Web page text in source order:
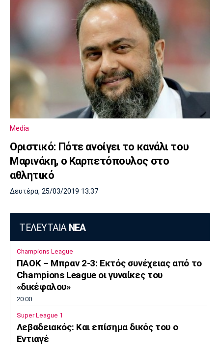
Media
Οριστικό: Πότε ανοίγει το κανάλι του
Μαρινάκη, ο Καρπετόπουλος στο
αθλητικό
Δευτέρα, 25/03/2019 13:37
ΤΕΛΕΥΤΑΙΑ ΝΕΑ
Champions League
ΠΑΟΚ – Μπραν 2-3: Εκτός συνέχειας από το
Champions League οι γυναίκες του
«δικέφαλου»
20:00
Super League 1
Λεβαδειακός: Και επίσημα δικός του ο
Εντιαγέ